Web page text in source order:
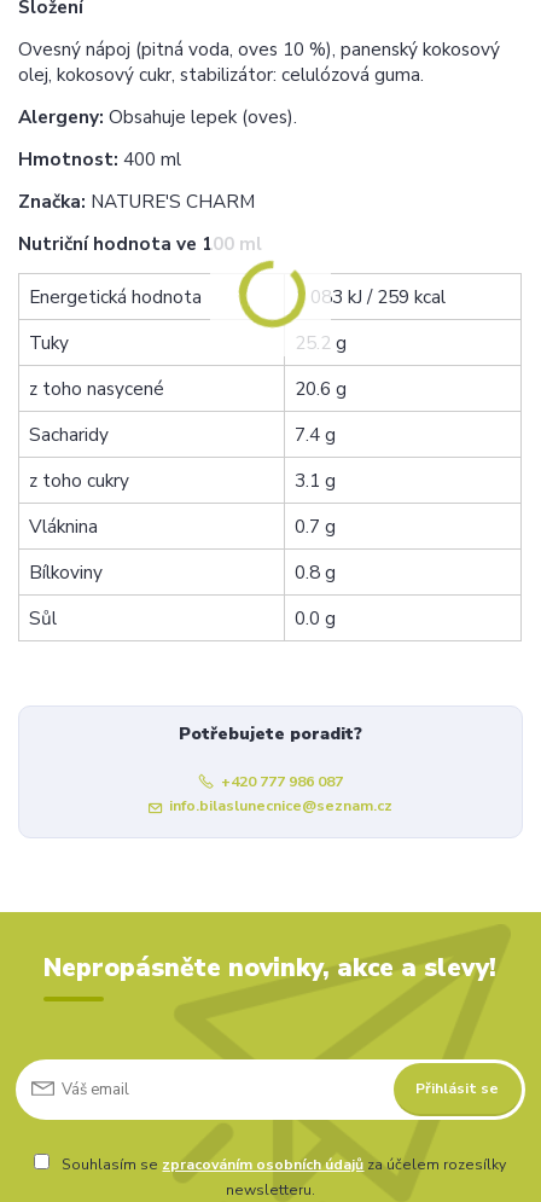
Složení
Ovesný nápoj (pitná voda, oves 10 %), panenský kokosový
olej, kokosový cukr, stabilizátor: celulózová guma.
Alergeny: Obsahuje lepek (oves).
Hmotnost: 400 ml
Značka: NATURE'S CHARM
Nutriční hodnota ve 100 ml
Energetická hodnota
1 083 kJ / 259 kcal
Tuky
25.2 g
z toho nasycené
20.6 g
Sacharidy
7.4 g
z toho cukry
3.1 g
Vláknina
0.7 g
Bílkoviny
0.8 g
Sůl
0.0 g
Potřebujete poradit?
+420 777 986 087
info.bilaslunecnice@seznam.cz
Nepropásněte novinky, akce a slevy!
Přihlásit se
Souhlasím se zpracováním osobních údajů za účelem rozesílky
newsletteru.